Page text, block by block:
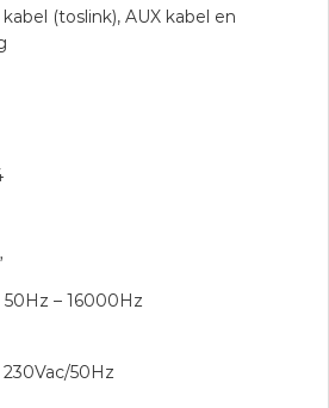
(toslink), AUX kabel en
– 16000Hz
50Hz